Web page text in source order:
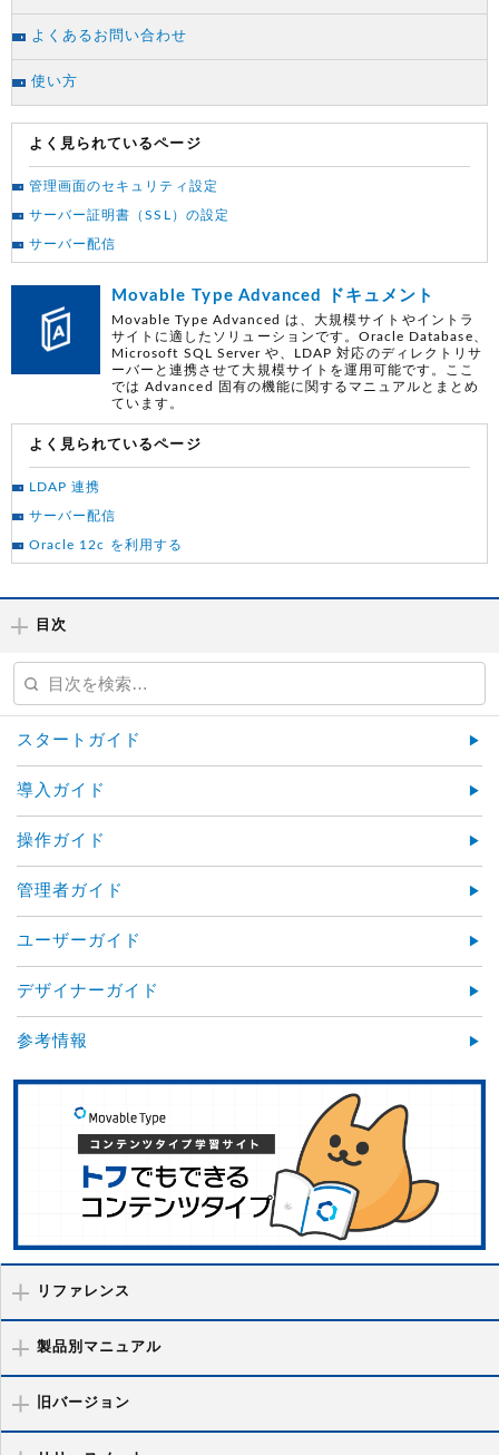
よくあるお問い合わせ
使い方
よく見られているページ
管理画面のセキュリティ設定
サーバー証明書（SSL）の設定
サーバー配信
Movable Type Advanced ドキュメント
Movable Type Advanced は、大規模サイトやイントラ
サイトに適したソリューションです。Oracle Database、
Microsoft SQL Server や、LDAP 対応のディレクトリサ
ーバーと連携させて大規模サイトを運用可能です。ここ
では Advanced 固有の機能に関するマニュアルとまとめ
ています。
よく見られているページ
LDAP 連携
サーバー配信
Oracle 12c を利用する
目次
スタートガイド
導入ガイド
操作ガイド
管理者ガイド
ユーザーガイド
デザイナーガイド
参考情報
リファレンス
製品別マニュアル
旧バージョン